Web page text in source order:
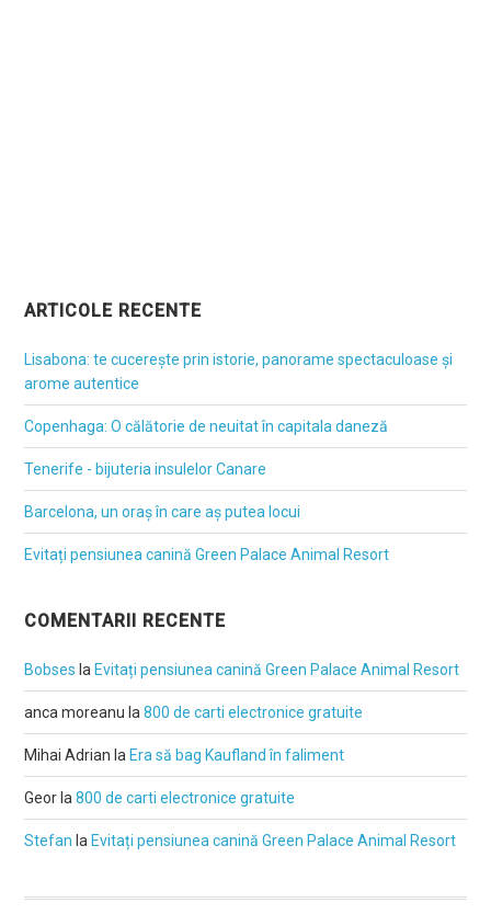
ARTICOLE RECENTE
Lisabona: te cucerește prin istorie, panorame spectaculoase și
arome autentice
Copenhaga: O călătorie de neuitat în capitala daneză
Tenerife - bijuteria insulelor Canare
Barcelona, un oraș în care aș putea locui
Evitați pensiunea canină Green Palace Animal Resort
COMENTARII RECENTE
Bobses la Evitați pensiunea canină Green Palace Animal Resort
anca moreanu la800 de carti electronice gratuite
Mihai Adrian la Era să bag Kaufland în faliment
Geor la800 de carti electronice gratuite
Stefan la Evitați pensiunea canină Green Palace Animal Resort